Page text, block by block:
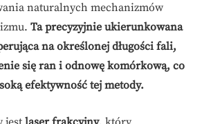
naturalnych mechanizmów
Ta precyzyjnie ukierunkowana
na określonej długości fali,
się ran i odnowę komórkową, co
efektywność tej metody.